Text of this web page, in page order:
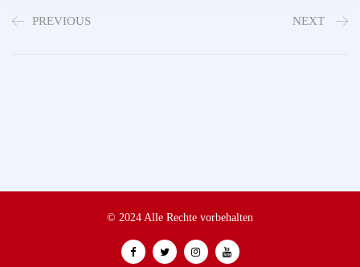
PREVIOUS NEXT
© 2024 Alle Rechte vorbehalten